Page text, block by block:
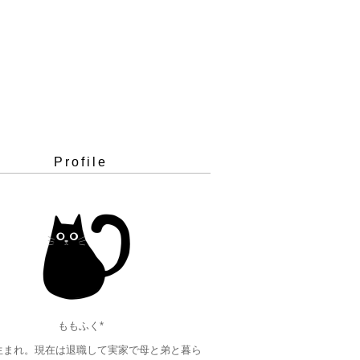
Profile
ももふく*
まれ。現在は退職して実家で母と弟と暮ら